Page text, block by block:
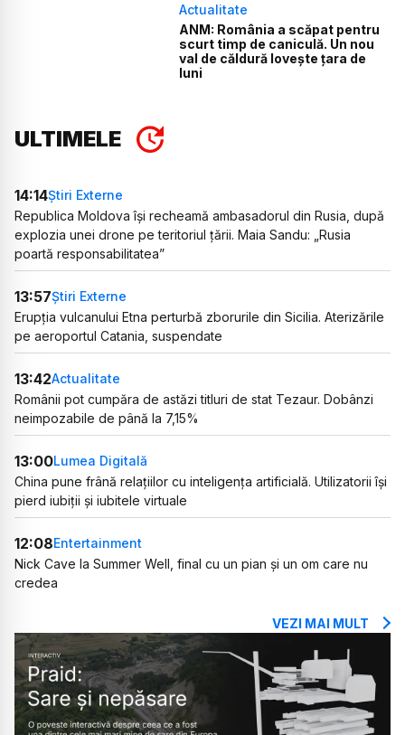
Actualitate
ANM: România a scăpat pentru
scurt timp de caniculă. Un nou
val de căldură lovește țara de
luni
ULTIMELE
14:14Știri Externe
Republica Moldova își recheamă ambasadorul din Rusia, după
explozia unei drone pe teritoriul țării. Maia Sandu: „Rusia
poartă responsabilitatea”
13:57Știri Externe
Erupția vulcanului Etna perturbă zborurile din Sicilia. Aterizările
pe aeroportul Catania, suspendate
13:42Actualitate
Românii pot cumpăra de astăzi titluri de stat Tezaur. Dobânzi
neimpozabile de până la 7,15%
13:00Lumea Digitală
China pune frână relațiilor cu inteligența artificială. Utilizatorii își
pierd iubiții și iubitele virtuale
12:08Entertainment
Nick Cave la Summer Well, final cu un pian și un om care nu
credea
VEZI MAI MULT